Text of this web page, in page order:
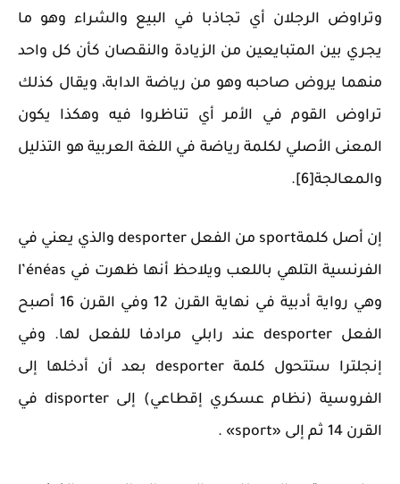
وتراوض الرجلان أي تجاذبا في البيع والشراء وهو ما
يجري بين المتبايعين من الزيادة والنقصان كأن كل واحد
منهما يروض صاحبه وهو من رياضة الدابة، ويقال كذلك
تراوض القوم في الأمر أي تناظروا فيه وهكذا يكون
المعنى الأصلي لكلمة رياضة في اللغة العربية هو التذليل
والمعالجة[6].
إن أصل كلمةsport من الفعل desporter والذي يعني في
الفرنسية التلهي باللعب ويلاحظ أنها ظهرت في l’énéas
وهي رواية أدبية في نهاية القرن 12 وفي القرن 16 أصبح
الفعل desporter عند رابلي مرادفا للفعل لها. وفي
إنجلترا ستتحول كلمة desporter بعد أن أدخلها إلى
الفروسية (نظام عسكري إقطاعي) إلى disporter في
القرن 14 ثم إلى «sport» .